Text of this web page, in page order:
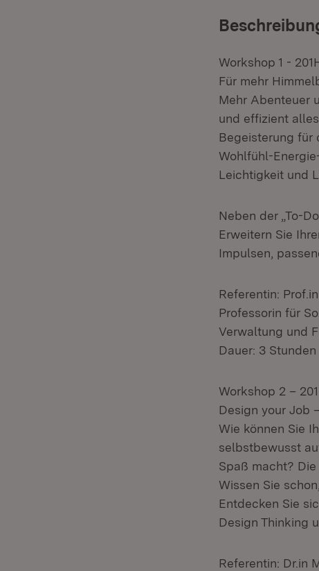
Workshop 1 -
Für mehr
Mehr Abenteuer
und effizient
Begeisterung für
Wohlfühl-
Leichtigkeit und
Neben der „To-
Erweitern Sie
Impulsen,
Referentin:
Professorin für
Verwaltung und
Dauer: 3 Stunden
Workshop 2 –
Design your Job
Wie können Sie
selbstbewusst
Spaß macht?
Wissen Sie
Entdecken Sie
Design Thinking
Referentin: Dr.in